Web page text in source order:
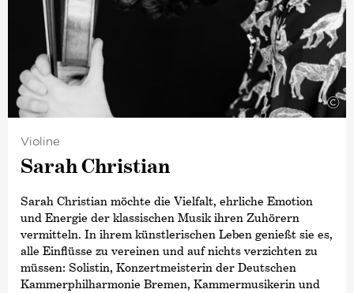
©
Violine
Sarah Christian
Sarah Christian möchte die Vielfalt, ehrliche Emotion
und Energie der klassischen Musik ihren Zuhörern
vermitteln. In ihrem künstlerischen Leben genießt sie es,
alle Einflüsse zu vereinen und auf nichts verzichten zu
müssen: Solistin, Konzertmeisterin der Deutschen
Kammer­philharmonie Bremen, Kammermusikerin und